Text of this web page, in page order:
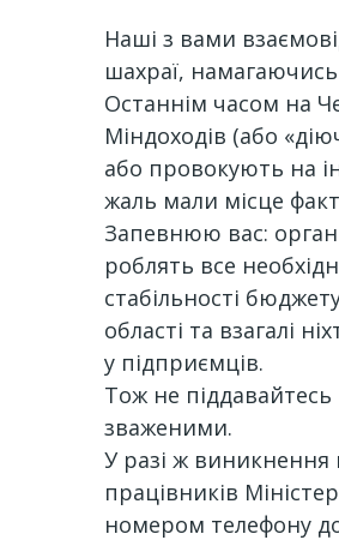
Наші з вами
шахраї,
Останнім часом на
Міндоходів (або
або провокують на
жаль мали місце
Запевнюю вас:
роблять все
стабільності
області та взагалі
у підприємців.
Тож не
зваженими.
У разі ж виникнення
працівників
номером телефону